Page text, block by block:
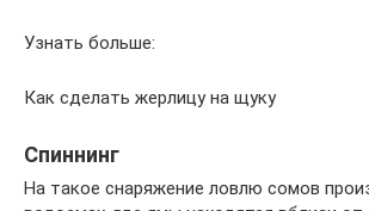
Узнать больше:
Как сделать жерлицу на щуку
Спиннинг
На такое снаряжение ловлю сомов